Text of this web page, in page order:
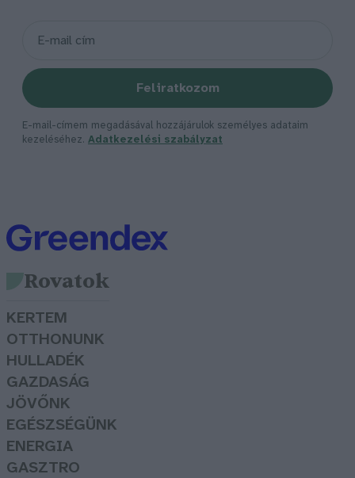
Feliratkozom
E-mail-címem megadásával hozzájárulok személyes adataim
kezeléséhez. Adatkezelési szabályzat
Rovatok
KERTEM
OTTHONUNK
HULLADÉK
GAZDASÁG
JÖVŐNK
EGÉSZSÉGÜNK
ENERGIA
GASZTRO